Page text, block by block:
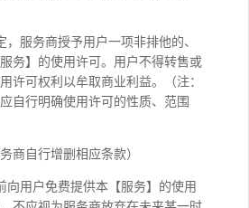
服务商授予用户一项非排他的、
务】的使用许可。用户不得转售或
许可权利以牟取商业利益。（注：
自行明确使用许可的性质、范围
商自行增删相应条款）
向用户免费提供本【服务】的使用